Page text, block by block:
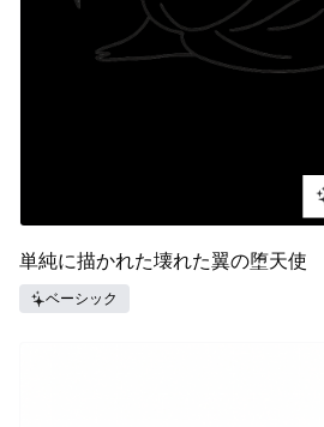
単純に描かれた壊れた翼の堕天使
ベーシック